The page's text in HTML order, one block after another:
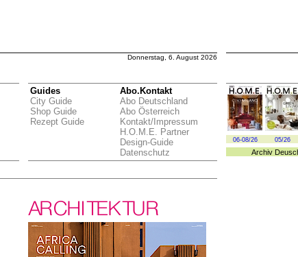
Donnerstag, 6. August 2026
Guides
City Guide
Shop Guide
Rezept Guide
Abo.Kontakt
Abo Deutschland
Abo Österreich
Kontakt/Impressum
H.O.M.E. Partner
Design-Guide
Datenschutz
06-08/26 05/26
Archiv